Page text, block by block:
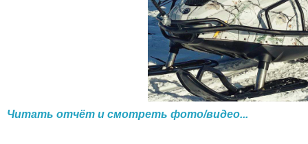
Читать отчёт и смотреть фото/видео...